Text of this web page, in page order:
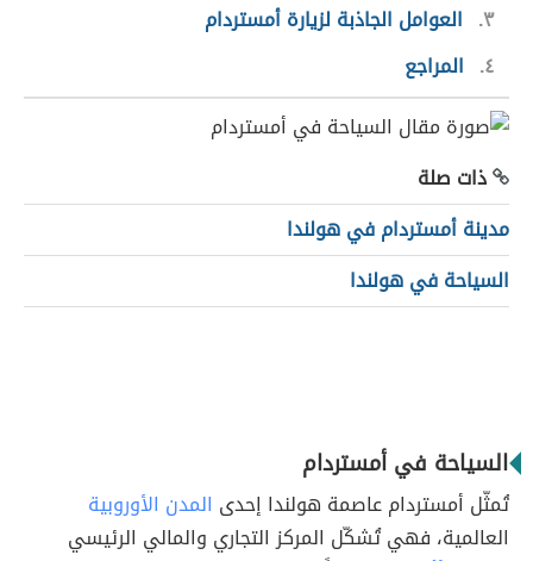
٣
العوامل الجاذبة لزيارة أمستردام
٤
المراجع
ذات صلة
مدينة أمستردام في هولندا
السياحة في هولندا
السياحة في أمستردام
تُمثّل أمستردام عاصمة هولندا إحدى المدن الأوروبية
العالمية، فهي تُشكّل المركز التجاري والمالي الرئيسي